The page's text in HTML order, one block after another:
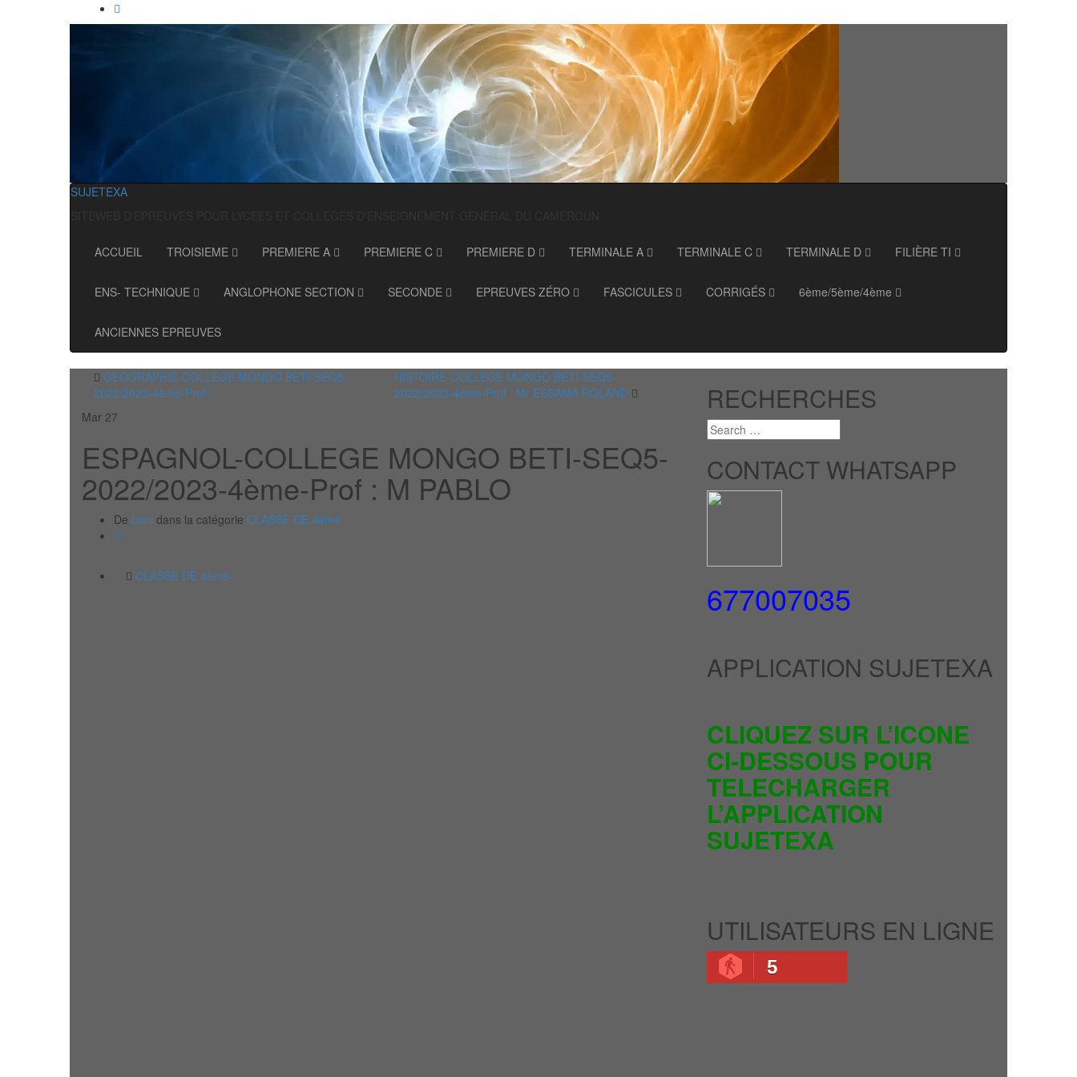
SUJETEXA
ACCUEIL TROISIEME PREMIERE A PREMIERE C PREMIERE D TERMINALE A TERMINALE C TERMINALE D FILIÈRE TI
ENS- TECHNIQUE ANGLOPHONE SECTION SECONDE EPREUVES ZÉRO FASCICULES CORRIGÉS 6ème/5ème/4ème
ANCIENNES EPREUVES
GEOGRAPHIE-COLLEGE MONGO BETI-SEQ5-
2022/2023-4ème-Prof :
HISTOIRE-COLLEGE MONGO BETI-SEQ5-
2022/2023-4ème-Prof : Mr ESSAMA ROLAND
Mar 27
ESPAGNOL-COLLEGE MONGO BETI-SEQ5-
2022/2023-4ème-Prof : M PABLO
De boni dans la catégorie CLASSE DE 4ème
CLASSE DE 4ème-
RECHERCHES
CONTACT WHATSAPP
677007035
APPLICATION SUJETEXA
CLIQUEZ SUR L’ICONE
CI-DESSOUS POUR
TELECHARGER
L’APPLICATION
SUJETEXA
UTILISATEURS EN LIGNE
5